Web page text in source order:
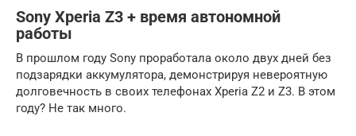
Sony Xperia Z3 + время автономной
работы
В прошлом году Sony проработала около двух дней без
подзарядки аккумулятора, демонстрируя невероятную
долговечность в своих телефонах Xperia Z2 и Z3. В этом
году? Не так много.